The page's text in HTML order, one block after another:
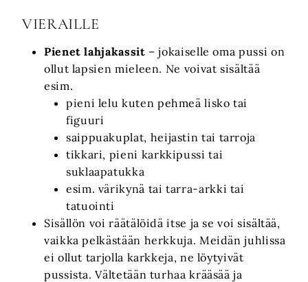
VIERAILLE
Pienet lahjakassit – jokaiselle oma pussi on
ollut lapsien mieleen. Ne voivat sisältää
esim.
pieni lelu kuten pehmeä lisko tai
figuuri
saippuakuplat, heijastin tai tarroja
tikkari, pieni karkkipussi tai
suklaapatukka
esim. värikynä tai tarra-arkki tai
tatuointi
Sisällön voi räätälöidä itse ja se voi sisältää,
vaikka pelkästään herkkuja. Meidän juhlissa
ei ollut tarjolla karkkeja, ne löytyivät
pussista. Vältetään turhaa krääsää ja